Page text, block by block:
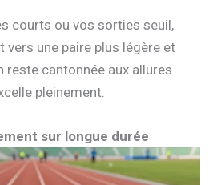
courts ou vos sorties seuil,
une paire plus légère et
reste cantonnée aux allures
pleinement.
sur longue durée